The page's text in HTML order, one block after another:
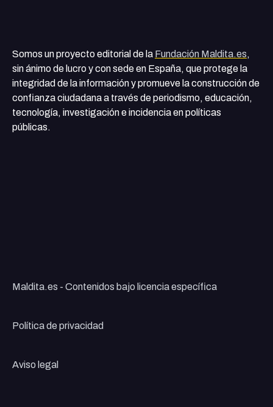
Somos un proyecto editorial de la Fundación Maldita.es,
sin ánimo de lucro y con sede en España, que protege la
integridad de la información y promueve la construcción de
confianza ciudadana a través de periodismo, educación,
tecnología, investigación e incidencia en políticas
públicas.
Maldita.es - Contenidos bajo licencia específica
Política de privacidad
Aviso legal